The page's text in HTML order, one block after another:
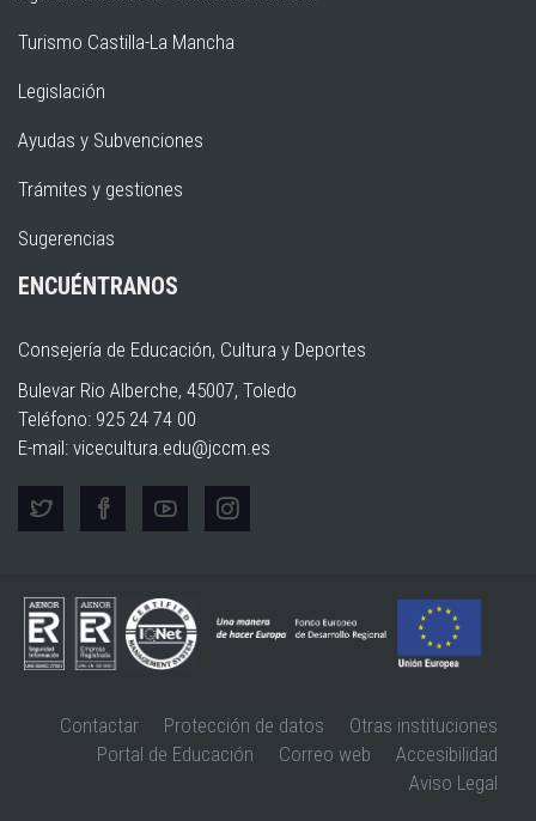
Turismo Castilla-La Mancha
Legislación
Ayudas y Subvenciones
Trámites y gestiones
Sugerencias
ENCUÉNTRANOS
Consejería de Educación, Cultura y Deportes
Bulevar Rio Alberche, 45007, Toledo
Teléfono: 925 24 74 00
E-mail: vicecultura.edu@jccm.es
Contactar Protección de datos
Otras instituciones
Portal de Educación
Correo web
Accesibilidad
Aviso Legal